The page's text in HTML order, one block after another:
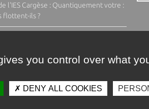
l'IES Cargèse : Quantiquement votre :
flottent-ils ?
you control over what
DENY ALL COOKIES